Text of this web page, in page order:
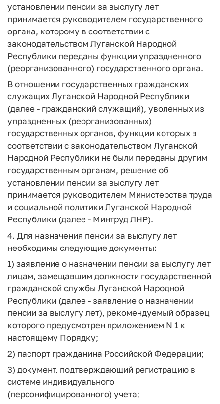
установлении пенсии за выслугу лет
принимается руководителем государственного
органа, которому в соответствии с
законодательством Луганской Народной
Республики переданы функции упраздненного
(реорганизованного) государственного органа.
В отношении государственных гражданских
служащих Луганской Народной Республики
(далее - гражданский служащий), уволенных из
упраздненных (реорганизованных)
государственных органов, функции которых в
соответствии с законодательством Луганской
Народной Республики не были переданы другим
государственным органам, решение об
установлении пенсии за выслугу лет
принимается руководителем Министерства труда
и социальной политики Луганской Народной
Республики (далее - Минтруд ЛНР).
4. Для назначения пенсии за выслугу лет
необходимы следующие документы:
1) заявление о назначении пенсии за выслугу лет
лицам, замещавшим должности государственной
гражданской службы Луганской Народной
Республики (далее - заявление о назначении
пенсии за выслугу лет), рекомендуемый образец
которого предусмотрен приложением N 1 к
настоящему Порядку;
2) паспорт гражданина Российской Федерации;
3) документ, подтверждающий регистрацию в
системе индивидуального
(персонифицированного) учета;